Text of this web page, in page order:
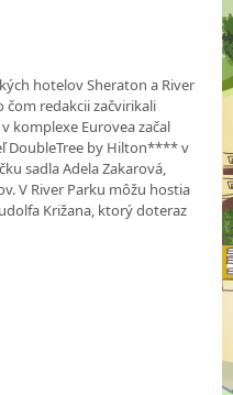
hotelov Sheraton a River
čom redakcii začvirikali
komplexe Eurovea začal
DoubleTree by Hilton**** v
sadla Adela Zakarová,
V River Parku môžu hostia
Križana, ktorý doteraz